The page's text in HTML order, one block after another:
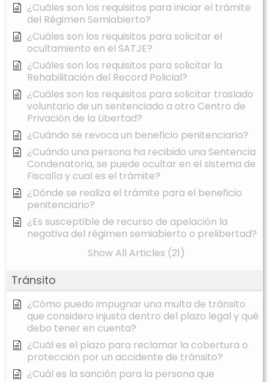
¿Cuáles son los requisitos para iniciar el trámite
del Régimen Semiabierto?
¿Cuáles son los requisitos para solicitar el
ocultamiento en el SATJE?
¿Cuáles son los requisitos para solicitar la
Rehabilitación del Record Policial?
¿Cuáles son los requisitos para solicitar traslado
voluntario de un sentenciado a otro Centro de
Privación de la Libertad?
¿Cuándo se revoca un beneficio penitenciario?
¿Cuándo una persona ha recibido una Sentencia
Condenatoria, se puede ocultar en el sistema de
Fiscalía y cual es el trámite?
¿Dónde se realiza el trámite para el beneficio
penitenciario?
¿Es susceptible de recurso de apelación la
negativa del régimen semiabierto o prelibertad?
Show All Articles (21)
Tránsito
¿Cómo puedo impugnar una multa de tránsito
que considero injusta dentro del plazo legal y qué
debo tener en cuenta?
¿Cuál es el plazo para reclamar la cobertura o
protección por un accidente de tránsito?
¿Cuál es la sanción para la persona que